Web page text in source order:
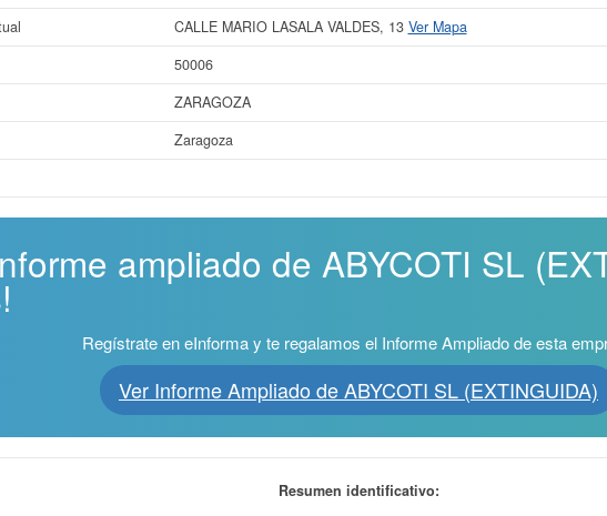
CALLE MARIO LASALA VALDES, 13 Ver Mapa
50006
ZARAGOZA
Zaragoza
ampliado de ABYCOTI SL
Regístrate en eInforma y te regalamos el Informe Ampliado de esta
Ver Informe Ampliado de ABYCOTI SL (EXTINGUIDA)
Resumen identificativo: